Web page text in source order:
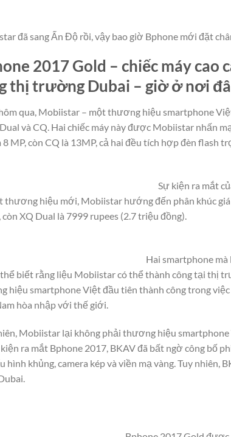
đã sang Ấn Độ rồi, vậy bao giờ Bphone mới đặt
2017 Gold – chiếc máy cao
thị trường Dubai – giờ ở nơi
qua, Mobiistar – một thương hiệu smartphone
và CQ. Hai chiếc máy này được Mobiistar nhấn
8 MP, còn CQ là 13MP, cả hai đều tích hợp đèn flash
Sự kiện ra mắt
thương hiệu mới, Mobiistar hướng đến phân khúc
XQ Dual là 7999 rupees (2.7 triệu đồng).
Hai smartphone
biết rằng liệu Mobiistar có thể thành công tại thị
hiệu smartphone Việt đầu tiên thành công trong
hòa nhập với thế giới.
Mobiistar lại không phải thương hiệu
ra mắt Bphone 2017, BKAV đã bất ngờ công bố
hình khủng, camera kép và viền mạ vàng. Tuy nhiên,